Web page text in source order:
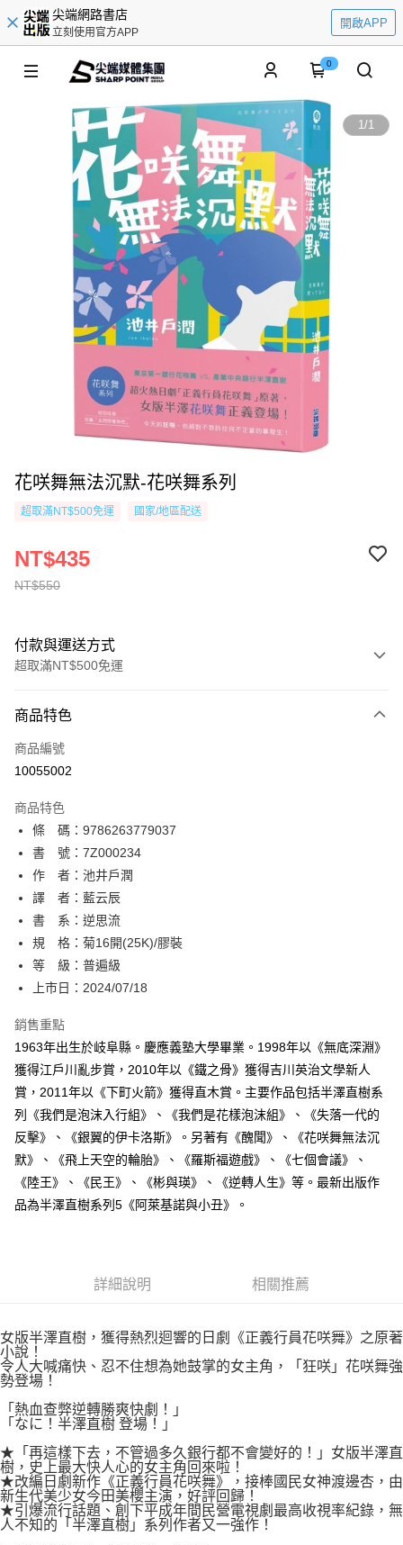
尖端網路書店
立刻使用官方APP
開啟APP
0
1/1
花咲舞無法沉默-花咲舞系列
超取滿NT$500免運 國家/地區配送
NT$550
NT$435
付款與運送方式
超取滿NT$500免運
信用卡一次付款
超商取貨付款
相關說明
【關於「AFTEE先享後付」】
AFTEE先享後付是「在收到商品之後才付款」的支付方式。 讓您購物簡單
便利好安心！
１．簡單：不需註冊會員、不需綁卡、不需儲值。
２．便利：只要手機號碼，簡訊認證，即可結帳。
３．安心：先確認商品／服務後，再付款。
【「AFTEE先享後付」結帳流程】
１．於結帳方式選擇「AFTEE先享後付」後，將跳轉至「AFTEE先享後付」
結帳頁面，進行簡訊認證並確認金額後，即可完成結帳。
２．訂單成立數日內，您將收到繳費通知簡訊。
ATM／網路銀行／等多元方式進行付款，方視為交易完成。
※ 請注意：結帳手續完成當下不需立刻繳費，但若您需要取消訂單，請聯絡
購買商品的店家。未經商家同意取消之訂單仍視為有效，需透過AFTEE先享
後付繳納相關費用。
※ 交易是否成功請以「AFTEE先享後付 」之結帳頁面顯示為準，若有關於
是否繳費成功／繳費後需取消欲退款等相關疑問，請聯繫「AFTEE先享後付
【注意事項】
１．透過由恩沛科技股份有限公司提供之「AFTEE先享後付」服務完成之交
易，需依本服務之必要範圍內提供個人資料，並將交易相關給付款項請求債
權轉讓予恩沛科技股份有限公司。
請求用戶進行身份認證。
５．嚴禁一人註冊多個帳號或使用他人資訊註冊。若發現惡意使用之情形，
恩沛科技股份有限公司將有權停止該用戶之使用額度並採取法律行動。
ATM付款
運送方式
全家取貨付款
每筆NT$80，滿NT$500(含以上)免運費
付款後全家取貨
每筆NT$80，滿NT$500(含以上)免運費
付款後萊爾富取貨
每筆NT$80，滿NT$500(含以上)免運費
7-11取貨付款
每筆NT$80，滿NT$500(含以上)免運費
付款後7-11取貨
每筆NT$100，滿NT$800(含以上)免運費
商品特色
商品編號
10055002
商品特色
條 碼：9786263779037
書 號：7Z000234
作 者：池井戶潤
譯 者：藍云辰
書 系：逆思流
規 格：菊16開(25K)/膠裝
等 級：普遍級
上市日：2024/07/18
銷售重點
1963年出生於岐阜縣。慶應義塾大學畢業。1998年以《無底深淵》
獲得江戶川亂步賞，2010年以《鐵之骨》獲得吉川英治文學新人
賞，2011年以《下町火箭》獲得直木賞。主要作品包括半澤直樹系
列《我們是泡沫入行組》、《我們是花樣泡沫組》、《失落一代的
反擊》、《銀翼的伊卡洛斯》。另著有《醜聞》、《花咲舞無法沉
默》、《飛上天空的輪胎》、《羅斯福遊戲》、《七個會議》、
《陸王》、《民王》、《彬與瑛》、《逆轉人生》等。最新出版作
品為半澤直樹系列5《阿萊基諾與小丑》。
詳細說明 相關推薦
女版半澤直樹，獲得熱烈迴響的日劇《正義行員花咲舞》之原著
小說！
令人大喊痛快、忍不住想為她鼓掌的女主角，「狂咲」花咲舞強
勢登場！
「熱血查弊逆轉勝爽快劇！」
「なに！半澤直樹 登場！」
★「再這樣下去，不管過多久銀行都不會變好的！」女版半澤直
樹，史上最大快人心的女主角回來啦！
★改編日劇新作《正義行員花咲舞》，接棒國民女神渡邊杏，由
新生代美少女今田美櫻主演，好評回歸！
★引爆流行話題、創下平成年間民營電視劇最高收視率紀錄，無
人不知的「半澤直樹」系列作者又一強作！